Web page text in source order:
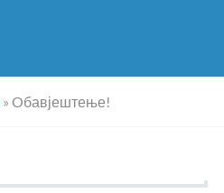
»Oбавјештење!